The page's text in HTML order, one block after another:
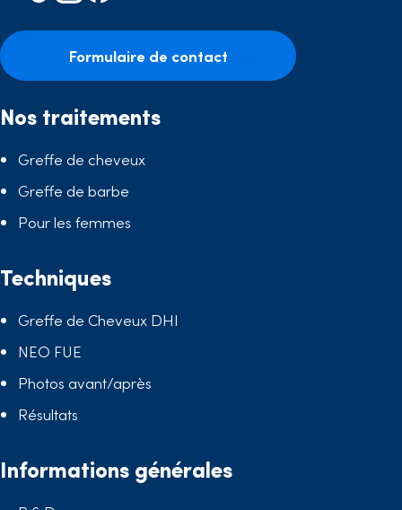
Formulaire de contact
Nos traitements
Greffe de cheveux
Greffe de barbe
Pour les femmes
Techniques
Greffe de Cheveux DHI
NEO FUE
Photos avant/après
Résultats
Informations générales